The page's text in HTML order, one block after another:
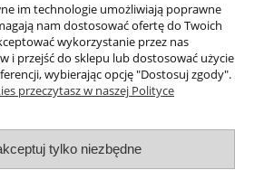
Pomoc
Moje konto
im technologie umożliwiają poprawne
nam dostosować ofertę do Twoich
wykorzystanie przez nas
i przejść do sklepu lub dostosować użycie
wybierając opcję "Dostosuj zgody".
przeczytasz w naszej Polityce
tylko niezbędne